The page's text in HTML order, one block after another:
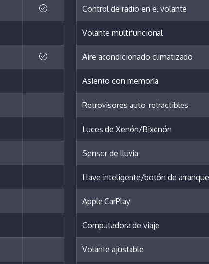
Control de radio en el volante
Volante multifuncional
Aire acondicionado climatizado
Asiento con memoria
Retrovisores auto-retractibles
Luces de Xenón/Bixenón
Sensor de lluvia
Llave inteligente/botón de arranque
Apple CarPlay
Computadora de viaje
Volante ajustable